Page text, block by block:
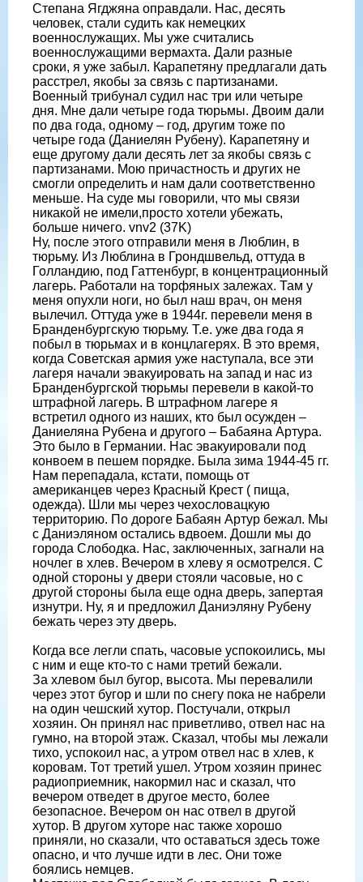
Степана Ягджяна оправдали. Нас, десять
человек, стали судить как немецких
военнослужащих. Мы уже считались
военнослужащими вермахта. Дали разные
сроки, я уже забыл. Карапетяну предлагали дать
расстрел, якобы за связь с партизанами.
Военный трибунал судил нас три или четыре
дня. Мне дали четыре года тюрьмы. Двоим дали
по два года, одному – год, другим тоже по
четыре года (Даниелян Рубену). Карапетяну и
еще другому дали десять лет за якобы связь с
партизанами. Мою причастность и других не
смогли определить и нам дали соответственно
меньше. На суде мы говорили, что мы связи
никакой не имели,просто хотели убежать,
больше ничего. vnv2 (37K)
Ну, после этого отправили меня в Люблин, в
тюрьму. Из Люблина в Грондшвельд, оттуда в
Голландию, под Гаттенбург, в концентрационный
лагерь. Работали на торфяных залежах. Там у
меня опухли ноги, но был наш врач, он меня
вылечил. Оттуда уже в 1944г. перевели меня в
Бранденбургскую тюрьму. Т.е. уже два года я
побыл в тюрьмах и в концлагерях. В это время,
когда Советская армия уже наступала, все эти
лагеря начали эвакуировать на запад и нас из
Бранденбургской тюрьмы перевели в какой-то
штрафной лагерь. В штрафном лагере я
встретил одного из наших, кто был осужден –
Даниеляна Рубена и другого – Бабаяна Артура.
Это было в Германии. Нас эвакуировали под
конвоем в пешем порядке. Была зима 1944-45 гг.
Нам перепадала, кстати, помощь от
американцев через Красный Крест ( пища,
одежда). Шли мы через чехословацкую
территорию. По дороге Бабаян Артур бежал. Мы
с Даниэляном остались вдвоем. Дошли мы до
города Слободка. Нас, заключенных, загнали на
ночлег в хлев. Вечером в хлеву я осмотрелся. С
одной стороны у двери стояли часовые, но с
другой стороны была еще одна дверь, запертая
изнутри. Ну, я и предложил Даниэляну Рубену
бежать через эту дверь.
Когда все легли спать, часовые успокоились, мы
с ним и еще кто-то с нами третий бежали.
За хлевом был бугор, высота. Мы перевалили
через этот бугор и шли по снегу пока не набрели
на один чешский хутор. Постучали, открыл
хозяин. Он принял нас приветливо, отвел нас на
гумно, на второй этаж. Сказал, чтобы мы лежали
тихо, успокоил нас, а утром отвел нас в хлев, к
коровам. Тот третий ушел. Утром хозяин принес
радиоприемник, накормил нас и сказал, что
вечером отведет в другое место, более
безопасное. Вечером он нас отвел в другой
хутор. В другом хуторе нас также хорошо
приняли, но сказали, что оставаться здесь тоже
опасно, и что лучше идти в лес. Они тоже
боялись немцев.